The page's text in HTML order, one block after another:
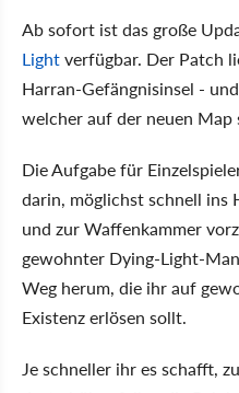
Ab sofort ist das große
Lightverfügbar. Der Patch
Harran-Gefängnisinsel -
welcher auf der neuen
Die Aufgabe für
darin, möglichst schnell ins
und zur Waffenkammer
gewohnter Dying-Light-
Weg herum, die ihr auf
Existenz erlösen sollt.
Je schneller ihr es schafft,